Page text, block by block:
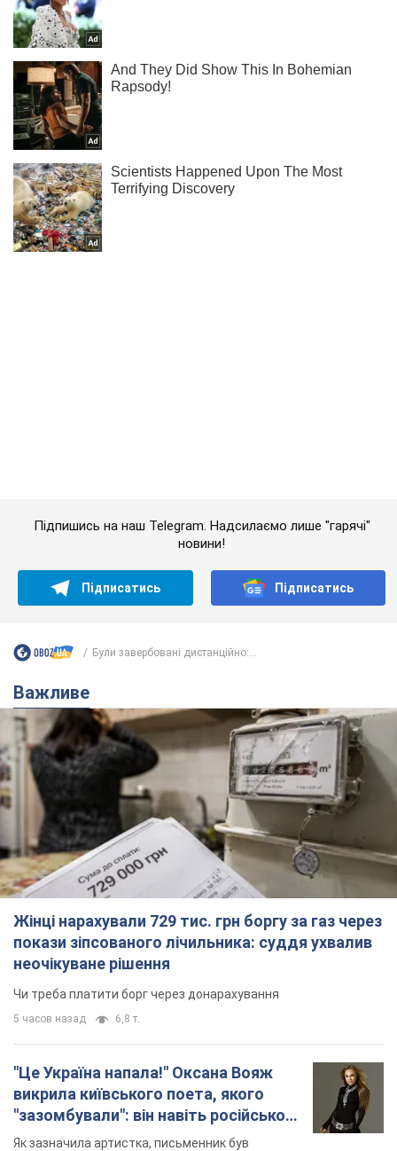
покази зіпсованого лічильника: суддя ухвалив
неочікуване рішення
Чи треба платити борг через донарахування
5 часов назад
"Це Україна напала!" Оксана Вояж
викрила київського поета, якого
"зазомбували": він навіть російської
не знав, а тепер хоче геноциду
Як зазначила артистка, письменник був
фанатом України, але після переїзду в РФ йому
"промили мозок"
3 часа назад 4,2 т.
"Був знесилений": в Україні врятували
пораненого грифа, який обрав для
себе нетиповий маршрут. Фото
Травмованого птаха виявили на межі Київщині
та Черкащини
4 часа назад 2,1 т.